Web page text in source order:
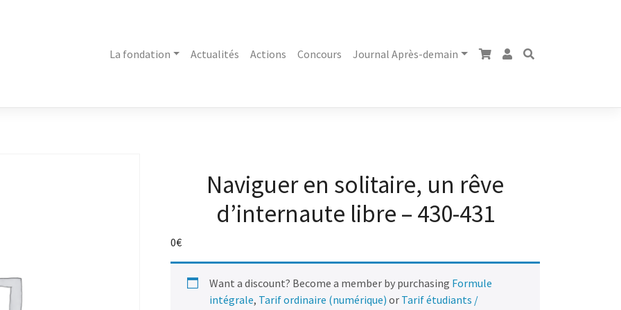
La fondation Actualités Actions Concours Journal Après-demain
Naviguer en solitaire, un rêve
d’internaute libre – 430-431
0€
Want a discount? Become a member by purchasing Formule
intégrale, Tarif ordinaire (numérique) or Tarif étudiants /